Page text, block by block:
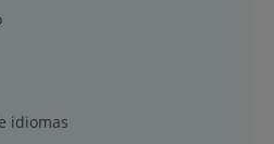
idiomas